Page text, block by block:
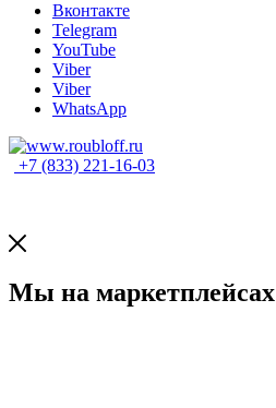
Вконтакте
Telegram
YouTube
Viber
Viber
WhatsApp
+7 (833) 221-16-03
Мы на маркетплейсах